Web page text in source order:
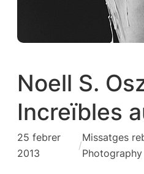
Noell S.
Increïbles
25 febrer
2013
/
Missatges
Photography